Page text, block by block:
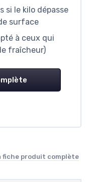
si le kilo dépasse
surface
à ceux qui
fraîcheur)
fiche produit complète